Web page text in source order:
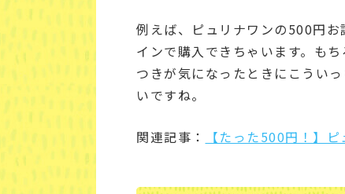
例えば、ピュリナワンの500円
インで購入できちゃいます。も
つきが気になったときにこうい
いですね。
関連記事： 【たった500円！】